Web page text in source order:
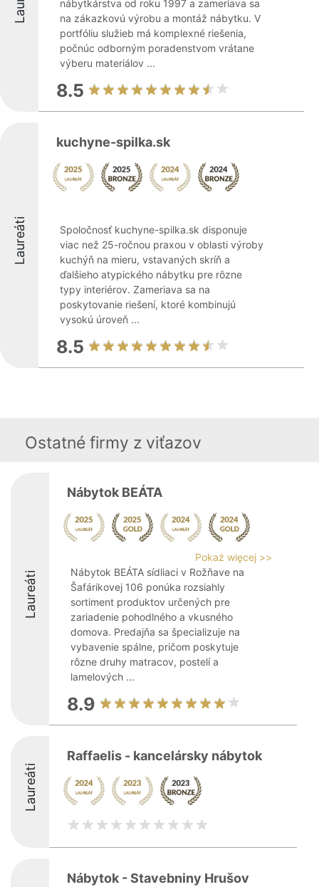
nábytkárstva od roku 1997 a zameriava sa
na zákazkovú výrobu a montáž nábytku. V
portfóliu služieb má komplexné riešenia,
počnúc odborným poradenstvom vrátane
výberu materiálov ...
8.5
Laureáti
kuchyne-spilka.sk
Spoločnosť kuchyne-spilka.sk disponuje
viac než 25-ročnou praxou v oblasti výroby
kuchýň na mieru, vstavaných skríň a
ďalšieho atypického nábytku pre rôzne
typy interiérov. Zameriava sa na
poskytovanie riešení, ktoré kombinujú
vysokú úroveň ...
8.5
Ostatné firmy z viťazov
Laureáti
Nábytok BEÁTA
Pokaż więcej >>
Nábytok BEÁTA sídliaci v Rožňave na
Šafárikovej 106 ponúka rozsiahly
sortiment produktov určených pre
zariadenie pohodlného a vkusného
domova. Predajňa sa špecializuje na
vybavenie spálne, pričom poskytuje
rôzne druhy matracov, postelí a
lamelových ...
8.9
Laureáti
Raffaelis - kancelársky nábytok
Nábytok - Stavebniny Hrušov